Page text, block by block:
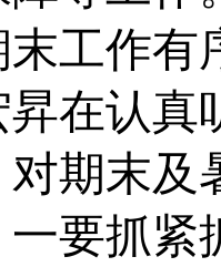
工作有
在认真
期末及
要抓紧